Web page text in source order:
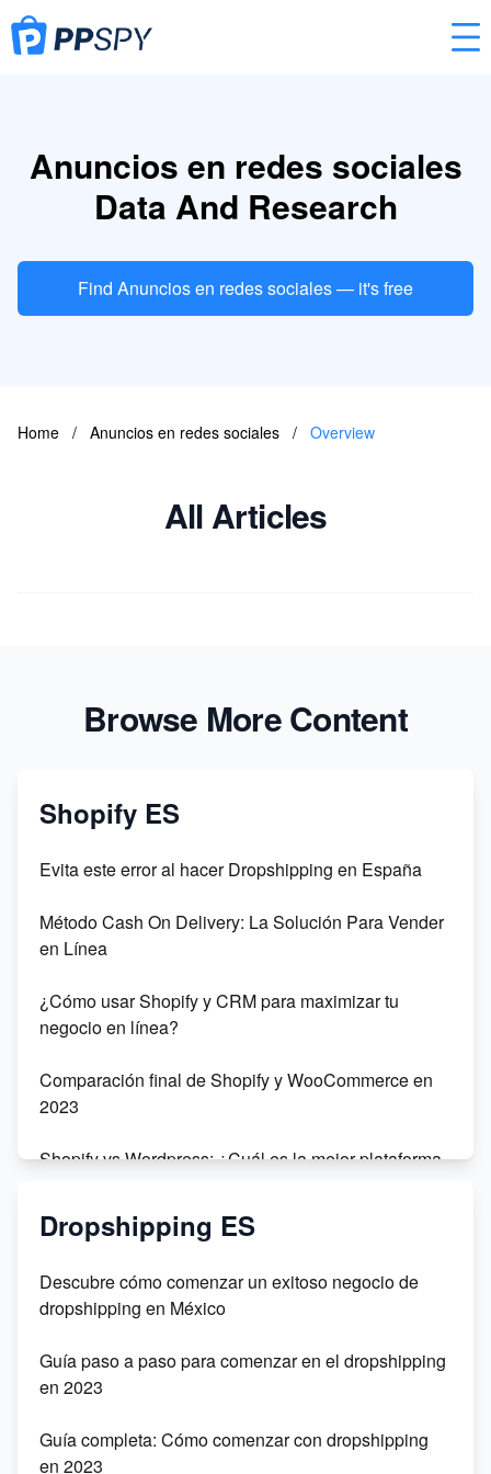
Anuncios en redes sociales
Data And Research
Find Anuncios en redes sociales — it's free
Home / Anuncios en redes sociales / Overview
All Articles
Browse More Content
Shopify ES
Evita este error al hacer Dropshipping en España
Método Cash On Delivery: La Solución Para Vender
en Línea
¿Cómo usar Shopify y CRM para maximizar tu
negocio en línea?
Comparación final de Shopify y WooCommerce en
2023
Shopify vs Wordpress: ¿Cuál es la mejor plataforma
Dropshipping: Sophie Fai vs Amazon - ¿Cuál es la
Dropshipping sin dinero en 2021
Crea tu tienda bajo demanda con Printify y Shopify
Dropshipping ES
Descubre cómo comenzar un exitoso negocio de
dropshipping en México
Guía paso a paso para comenzar en el dropshipping
en 2023
Guía completa: Cómo comenzar con dropshipping
en 2023